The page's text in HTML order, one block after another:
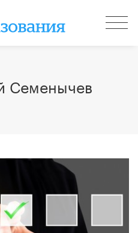
Семенычев